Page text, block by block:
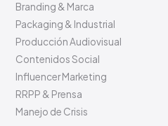
Branding & Marca
Packaging & Industrial
Producción Audiovisual
Contenidos Social
Influencer Marketing
RRPP & Prensa
Manejo de Crisis